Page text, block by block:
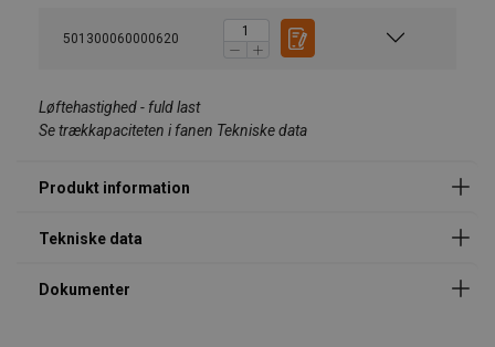
501300060000620
Løftehastighed - fuld last
Se trækkapaciteten i fanen Tekniske data
Mærkning:
Bemærk:
6°
16°